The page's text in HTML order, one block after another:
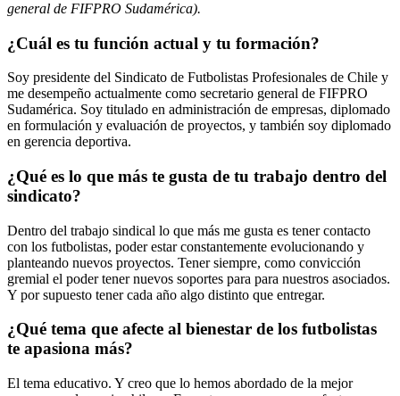
general de FIFPRO Sudamérica).
¿Cuál es tu función actual y tu formación?
Soy presidente del Sindicato de Futbolistas Profesionales de Chile y
me desempeño actualmente como secretario general de FIFPRO
Sudamérica. Soy titulado en administración de empresas, diplomado
en formulación y evaluación de proyectos, y también soy diplomado
en gerencia deportiva.
¿Qué es lo que más te gusta de tu trabajo dentro del
sindicato?
Dentro del trabajo sindical lo que más me gusta es tener contacto
con los futbolistas, poder estar constantemente evolucionando y
planteando nuevos proyectos. Tener siempre, como convicción
gremial el poder tener nuevos soportes para para nuestros asociados.
Y por supuesto tener cada año algo distinto que entregar.
¿Qué tema que afecte al bienestar de los futbolistas
te apasiona más?
El tema educativo. Y creo que lo hemos abordado de la mejor